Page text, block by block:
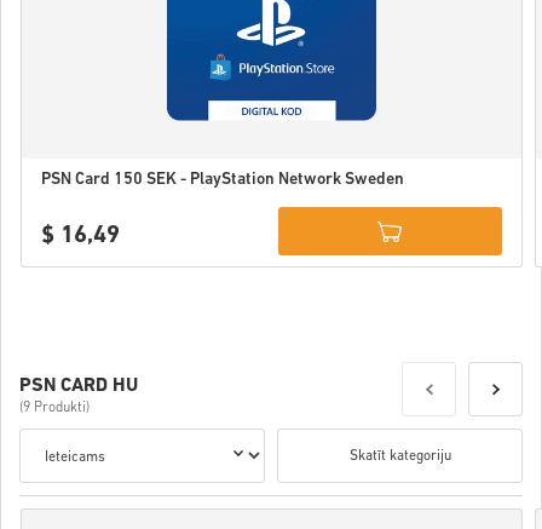
PSN Card 150 SEK - PlayStation Network Sweden
$ 16,49
PSN CARD HU
(9 Produkti)
Skatīt kategoriju